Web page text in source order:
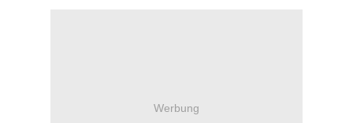
Werbung